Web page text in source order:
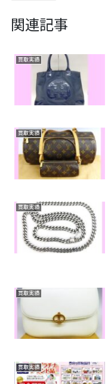
関連記事
買取実績
買取実績
買取実績
買取実績
買取実績